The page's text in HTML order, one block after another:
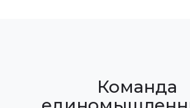
Команда